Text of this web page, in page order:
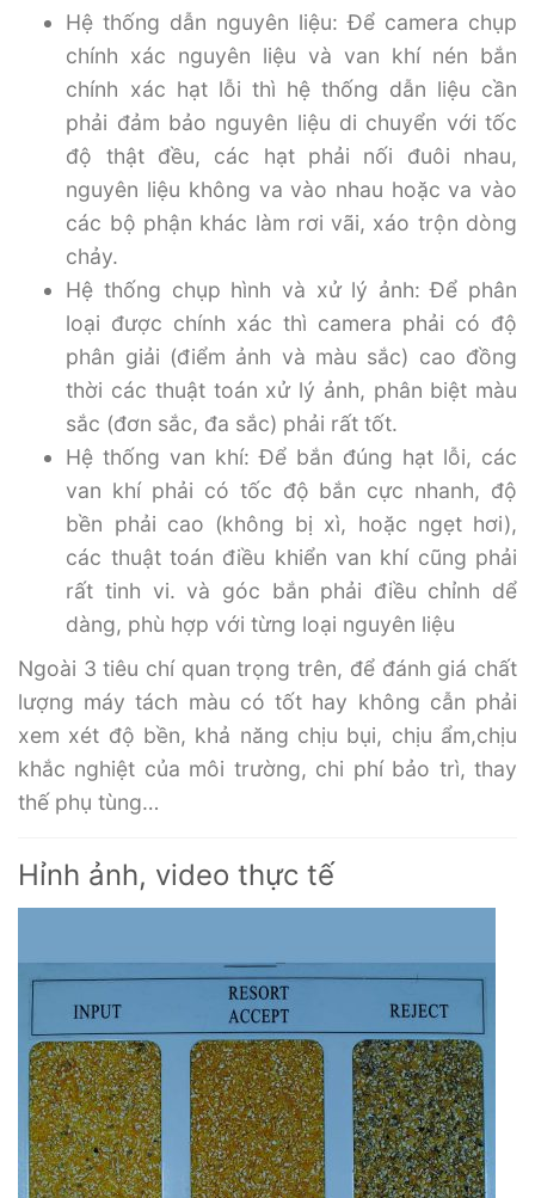
Hệ thống dẫn nguyên liệu: Để camera chụp
chính xác nguyên liệu và van khí nén bắn
chính xác hạt lỗi thì hệ thống dẫn liệu cần
phải đảm bảo nguyên liệu di chuyển với tốc
độ thật đều, các hạt phải nối đuôi nhau,
nguyên liệu không va vào nhau hoặc va vào
các bộ phận khác làm rơi vãi, xáo trộn dòng
chảy.
Hệ thống chụp hình và xử lý ảnh: Để phân
loại được chính xác thì camera phải có độ
phân giải (điểm ảnh và màu sắc) cao đồng
thời các thuật toán xử lý ảnh, phân biệt màu
sắc (đơn sắc, đa sắc) phải rất tốt.
Hệ thống van khí: Để bắn đúng hạt lỗi, các
van khí phải có tốc độ bắn cực nhanh, độ
bền phải cao (không bị xì, hoặc ngẹt hơi),
các thuật toán điều khiển van khí cũng phải
rất tinh vi. và góc bắn phải điều chỉnh dể
dàng, phù hợp với từng loại nguyên liệu
Ngoài 3 tiêu chí quan trọng trên, để đánh giá chất
lượng máy tách màu có tốt hay không cẫn phải
xem xét độ bền, khả năng chịu bụi, chịu ẩm,chịu
khắc nghiệt của môi trường, chi phí bảo trì, thay
thế phụ tùng…
Hỉnh ảnh, video thực tế